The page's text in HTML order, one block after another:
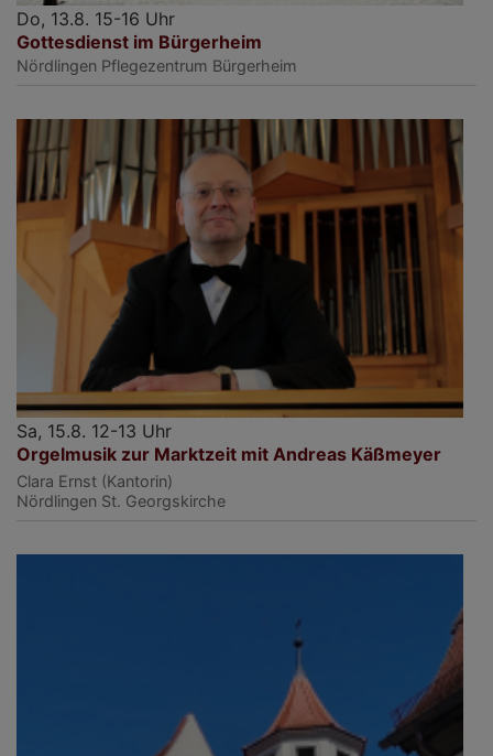
Do, 13.8. 15-16 Uhr
Gottesdienst im Bürgerheim
Nördlingen Pflegezentrum Bürgerheim
Sa, 15.8. 12-13 Uhr
Orgelmusik zur Marktzeit mit Andreas Käßmeyer
Clara Ernst (Kantorin)
Nördlingen St. Georgskirche